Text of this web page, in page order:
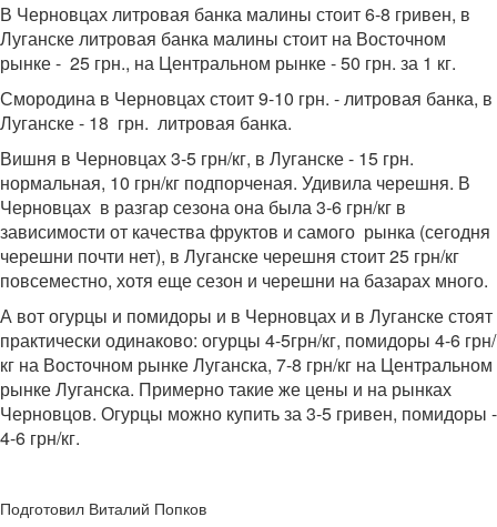
В Черновцах литровая банка малины стоит 6-8 гривен, в
Луганске литровая банка малины стоит на Восточном
рынке - 25 грн., на Центральном рынке - 50 грн. за 1 кг.
Смородина в Черновцах стоит 9-10 грн. - литровая банка, в
Луганске - 18 грн. литровая банка.
Вишня в Черновцах 3-5 грн/кг, в Луганске - 15 грн.
нормальная, 10 грн/кг подпорченая. Удивила черешня. В
Черновцах в разгар сезона она была 3-6 грн/кг в
зависимости от качества фруктов и самого рынка (сегодня
черешни почти нет), в Луганске черешня стоит 25 грн/кг
повсеместно, хотя еще сезон и черешни на базарах много.
А вот огурцы и помидоры и в Черновцах и в Луганске стоят
практически одинаково: огурцы 4-5грн/кг, помидоры 4-6 грн/
кг на Восточном рынке Луганска, 7-8 грн/кг на Центральном
рынке Луганска. Примерно такие же цены и на рынках
Черновцов. Огурцы можно купить за 3-5 гривен, помидоры -
4-6 грн/кг.
Подготовил Виталий Попков